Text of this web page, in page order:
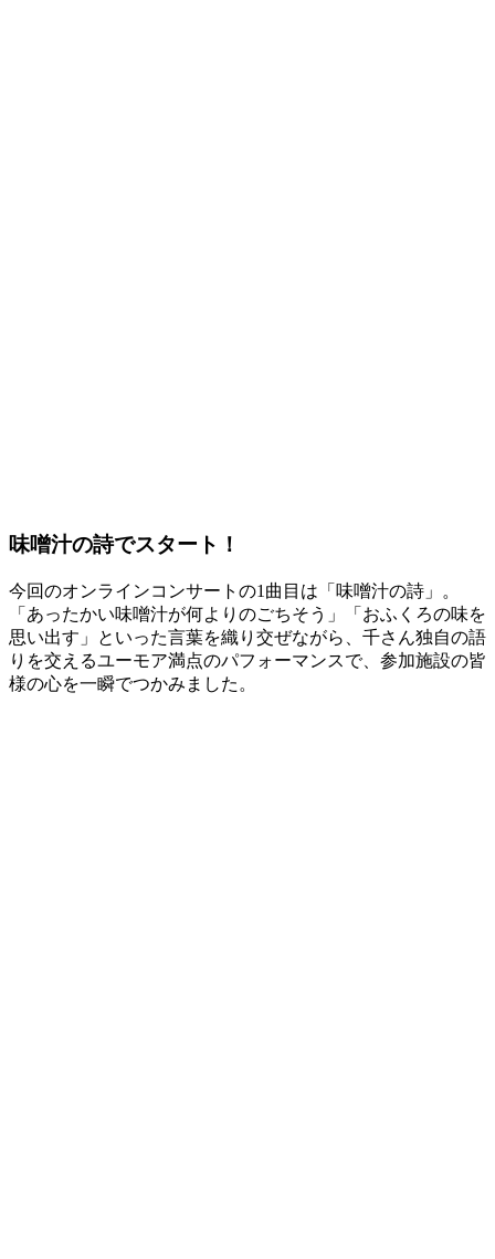
味噌汁の詩でスタート！
今回のオンラインコンサートの1曲目は「味噌汁の詩」。
「あったかい味噌汁が何よりのごちそう」「おふくろの味を
思い出す」といった言葉を織り交ぜながら、千さん独自の語
りを交えるユーモア満点のパフォーマンスで、参加施設の皆
様の心を一瞬でつかみました。